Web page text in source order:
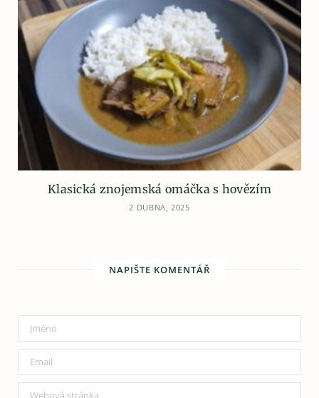
Klasická znojemská omáčka s hovězím
2 DUBNA, 2025
NAPIŠTE KOMENTÁŘ